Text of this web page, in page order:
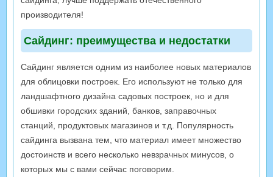
производителя!
Сайдинг: преимущества и недостатки
Сайдинг является одним из наиболее новых материалов
для облицовки построек. Его используют не только для
ландшафтного дизайна садовых построек, но и для
обшивки городских зданий, банков, заправочных
станций, продуктовых магазинов и т.д. Популярность
сайдинга вызвана тем, что материал имеет множество
достоинств и всего несколько невзрачных минусов, о
которых мы с вами сейчас поговорим.